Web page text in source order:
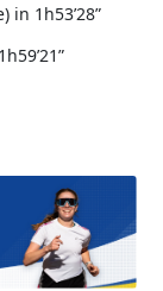
in 1h53’28”